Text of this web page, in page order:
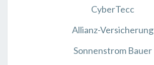
CyberTecc
Allianz-Versicherung
Sonnenstrom Bauer